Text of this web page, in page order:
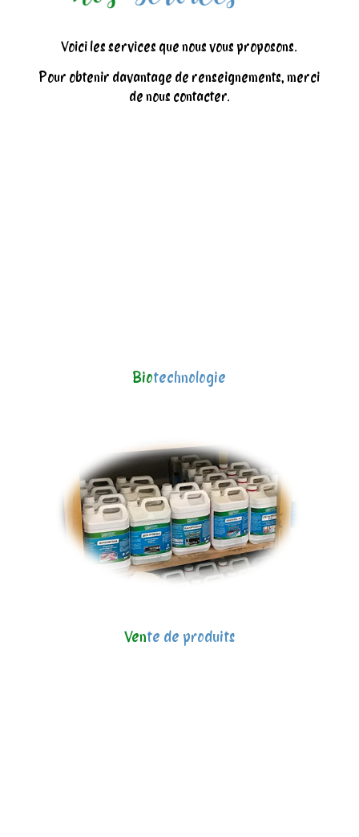
Voici les services que nous vous proposons.
Pour obtenir davantage de renseignements, merci
de nous contacter.
Biotechnologie
Vente de produits